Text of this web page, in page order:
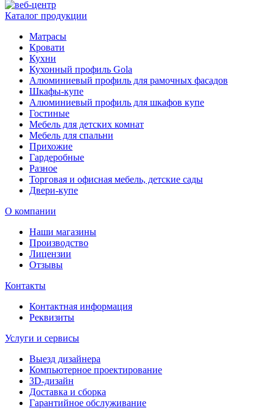
Каталог продукции
Матрасы
Кровати
Кухни
Кухонный профиль Gola
Алюминиевый профиль для рамочных фасадов
Шкафы-купе
Алюминиевый профиль для шкафов купе
Гостиные
Мебель для детских комнат
Мебель для спальни
Прихожие
Гардеробные
Разное
Торговая и офисная мебель, детские сады
Двери-купе
О компании
Наши магазины
Производство
Лицензии
Отзывы
Контакты
Контактная информация
Реквизиты
Услуги и сервисы
Выезд дизайнера
Компьютерное проектирование
3D-дизайн
Доставка и сборка
Гарантийное обслуживание